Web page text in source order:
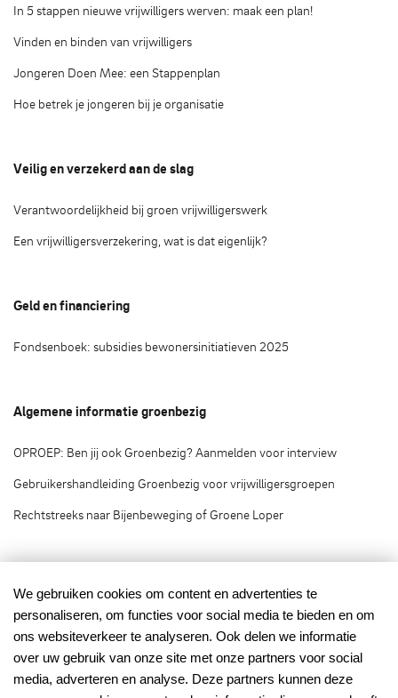
In 5 stappen nieuwe vrijwilligers werven: maak een plan!
Vinden en binden van vrijwilligers
Jongeren Doen Mee: een Stappenplan
Hoe betrek je jongeren bij je organisatie
Veilig en verzekerd aan de slag
Verantwoordelijkheid bij groen vrijwilligerswerk
Een vrijwilligersverzekering, wat is dat eigenlijk?
Geld en financiering
Fondsenboek: subsidies bewonersinitiatieven 2025
Algemene informatie groenbezig
OPROEP: Ben jij ook Groenbezig? Aanmelden voor interview
Gebruikershandleiding Groenbezig voor vrijwilligersgroepen
Rechtstreeks naar Bijenbeweging of Groene Loper
Groenbezig.nl © 2020
Groenbezig.nl is het vrijwilligersplatform van:
We gebruiken cookies om content en advertenties te
personaliseren, om functies voor social media te bieden en om
ons websiteverkeer te analyseren. Ook delen we informatie
over uw gebruik van onze site met onze partners voor social
media, adverteren en analyse. Deze partners kunnen deze